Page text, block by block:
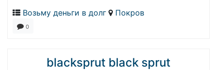
Возьму деньги в долг
Покров
0
blacksprut black sprut